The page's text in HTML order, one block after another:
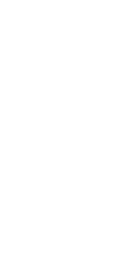
bar, výtahy; 3 tématické restaurace a
výměna za poplatek.
Grill.) Možnost využít lehátka a
in.
zdarma, rezervace nutná na
3 a více osob, vždy se počítá
je plně v kompetenci hotelu, ale